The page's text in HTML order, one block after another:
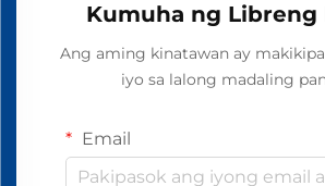
Kumuha ng Libreng
Ang aming kinatawan ay
iyo sa lalong madaling
Email